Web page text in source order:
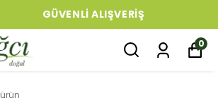
GÜVENLI ALIŞVERIŞ
0
ürün